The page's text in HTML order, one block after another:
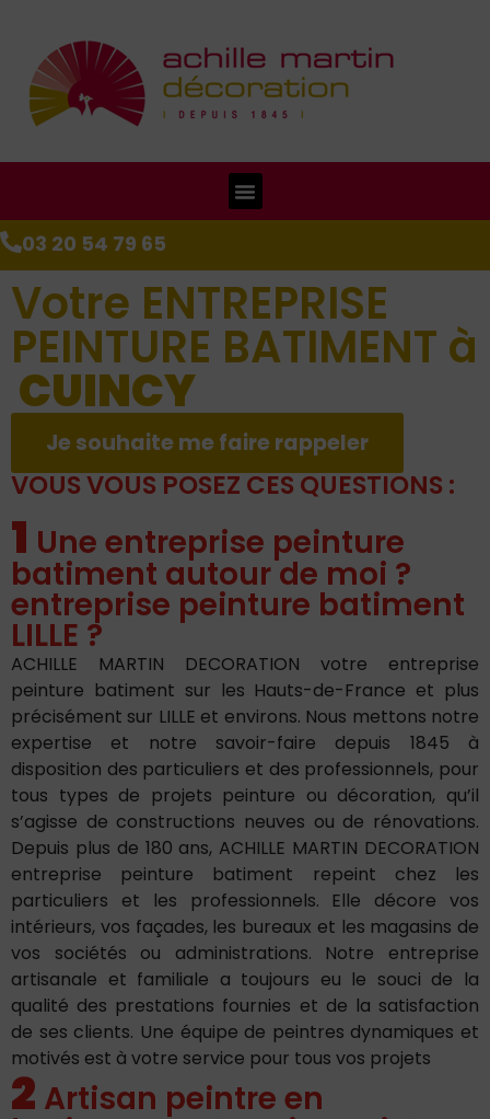
03 20 54 79 65
Votre ENTREPRISE
PEINTURE BATIMENT à
CUINCY
Je souhaite me faire rappeler
VOUS VOUS POSEZ CES QUESTIONS :
1 Une entreprise peinture
batiment autour de moi ?
entreprise peinture batiment
LILLE ?
ACHILLE MARTIN DECORATION votre entreprise
peinture batiment sur les Hauts-de-France et plus
précisément sur LILLE et environs. Nous mettons notre
expertise et notre savoir-faire depuis 1845 à
disposition des particuliers et des professionnels, pour
tous types de projets peinture ou décoration, qu’il
s’agisse de constructions neuves ou de rénovations.
Depuis plus de 180 ans, ACHILLE MARTIN DECORATION
entreprise peinture batiment repeint chez les
particuliers et les professionnels. Elle décore vos
intérieurs, vos façades, les bureaux et les magasins de
vos sociétés ou administrations. Notre entreprise
artisanale et familiale a toujours eu le souci de la
qualité des prestations fournies et de la satisfaction
de ses clients. Une équipe de peintres dynamiques et
motivés est à votre service pour tous vos projets
2 Artisan peintre en